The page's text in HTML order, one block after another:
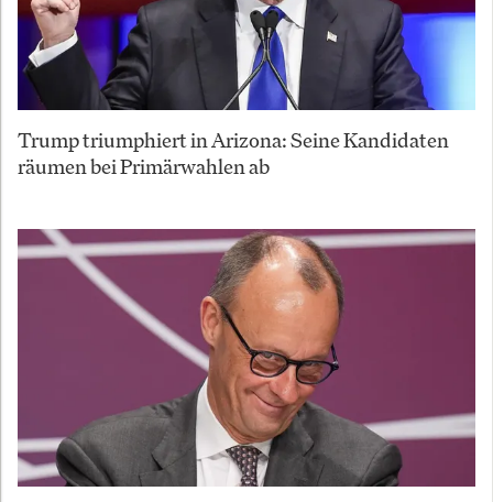
Trump triumphiert in Arizona: Seine Kandidaten
räumen bei Primärwahlen ab